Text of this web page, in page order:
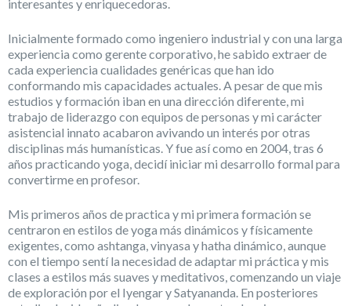
interesantes y enriquecedoras.
Inicialmente formado como ingeniero industrial y con una larga
experiencia como gerente corporativo, he sabido extraer de
cada experiencia cualidades genéricas que han ido
conformando mis capacidades actuales. A pesar de que mis
estudios y formación iban en una dirección diferente, mi
trabajo de liderazgo con equipos de personas y mi carácter
asistencial innato acabaron avivando un interés por otras
disciplinas más humanísticas. Y fue así como en 2004, tras 6
años practicando yoga, decidí iniciar mi desarrollo formal para
convertirme en profesor.
Mis primeros años de practica y mi primera formación se
centraron en estilos de yoga más dinámicos y físicamente
exigentes, como ashtanga, vinyasa y hatha dinámico, aunque
con el tiempo sentí la necesidad de adaptar mi práctica y mis
clases a estilos más suaves y meditativos, comenzando un viaje
de exploración por el Iyengar y Satyananda. En posteriores